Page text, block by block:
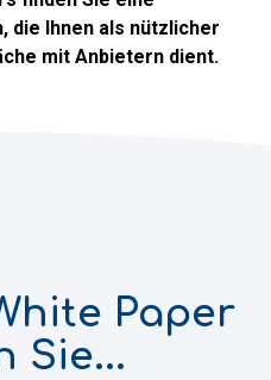
die Ihnen als nützlicher
mit Anbietern dient.
Paper
Sie...